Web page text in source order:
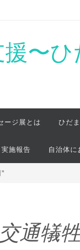
〜
ージ展とは ひだ
施報告 自治体
"
通犠